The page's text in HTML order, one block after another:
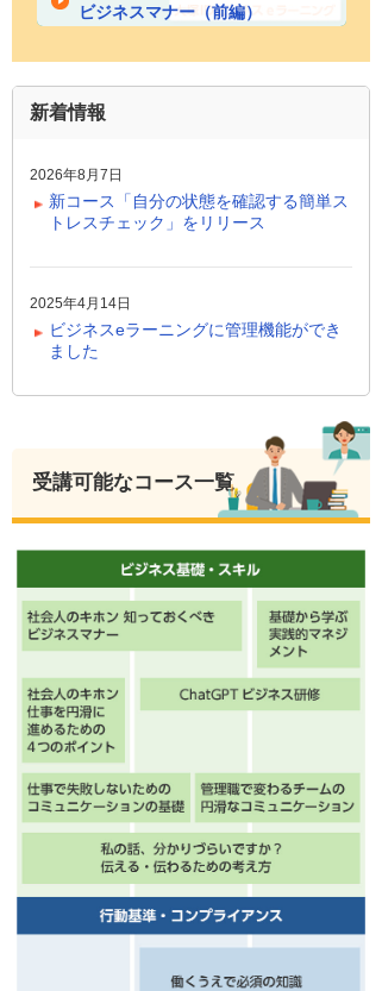
ビジネスマナー（前編）
新着情報
2026年8月7日
新コース「自分の状態を確認する簡単ス
トレスチェック」をリリース
2025年4月14日
ビジネスeラーニングに管理機能ができ
ました
受講可能なコース一覧